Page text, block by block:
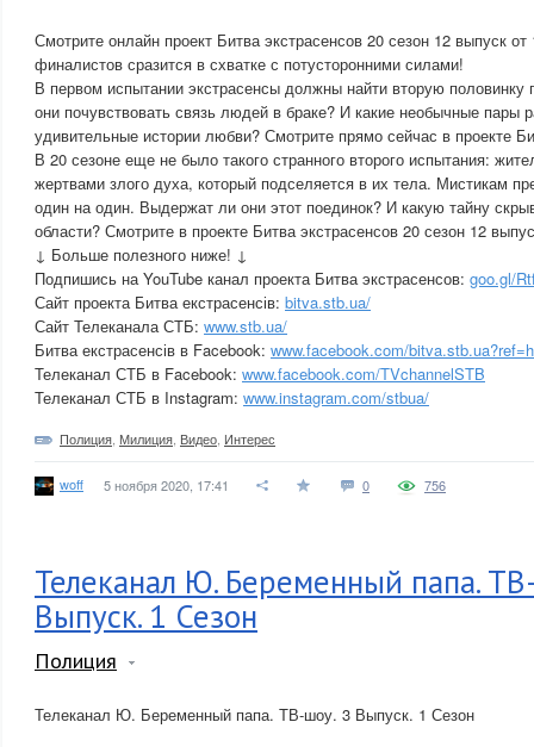
Смотрите онлайн проект Битва экстрасенсов 20 сезон 12 выпуск от
финалистов сразится в схватке с потусторонними силами!
В первом испытании экстрасенсы должны найти вторую половинку
они почувствовать связь людей в браке? И какие необычные пары
удивительные истории любви? Смотрите прямо сейчас в проекте
В 20 сезоне еще не было такого странного второго испытания:
жертвами злого духа, который подселяется в их тела. Мистикам
один на один. Выдержат ли они этот поединок? И какую тайну
области? Смотрите в проекте Битва экстрасенсов 20 сезон 12
↓ Больше полезного ниже! ↓
Подпишись на YouTube канал проекта Битва экстрасенсов: goo.gl/
Сайт проекта Битва екстрасенсів: bitva.stb.ua/
Сайт Телеканала СТБ: www.stb.ua/
Битва екстрасенсів в Facebook: www.facebook.com/
Телеканал СТБ в Facebook: www.facebook.com/TVchannelSTB
Телеканал СТБ в Instagram: www.instagram.com/stbua/
Полиция Милиция Видео Интерес
woff 5 ноября 2020, 17:41 0 756
Телеканал Ю. Беременный папа.
Выпуск. 1 Сезон
Полиция
Телеканал Ю. Беременный папа. ТВ-шоу. 3 Выпуск. 1 Сезон